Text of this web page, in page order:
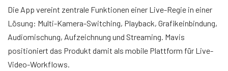
Die App vereint zentrale Funktionen einer Live-Regie in einer
Lösung: Multi-Kamera-Switching, Playback, Grafikeinbindung,
Audiomischung, Aufzeichnung und Streaming. Mavis
positioniert das Produkt damit als mobile Plattform für Live-
Video-Workflows.